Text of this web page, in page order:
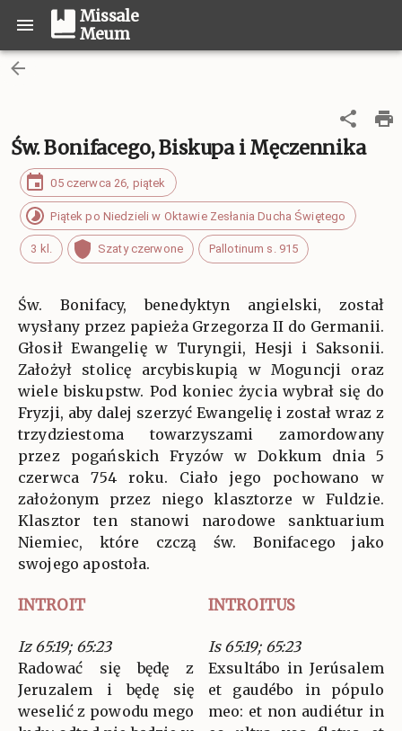
Missale
Meum
Św. Bonifacego, Biskupa i Męczennika
05 czerwca 26, piątek
Piątek po Niedzieli w Oktawie Zesłania Ducha Świętego
3 kl. Szaty czerwone Pallotinum s. 915
Św. Bonifacy, benedyktyn angielski, został
wysłany przez papieża Grzegorza II do Germanii.
Głosił Ewangelię w Turyngii, Hesji i Saksonii.
Założył stolicę arcybiskupią w Moguncji oraz
wiele biskupstw. Pod koniec życia wybrał się do
Fryzji, aby dalej szerzyć Ewangelię i został wraz z
trzydziestoma towarzyszami zamordowany
przez pogańskich Fryzów w Dokkum dnia 5
czerwca 754 roku. Ciało jego pochowano w
założonym przez niego klasztorze w Fuldzie.
Klasztor ten stanowi narodowe sanktuarium
Niemiec, które czczą św. Bonifacego jako
swojego apostoła.
INTROIT INTROITUS
Iz 65:19; 65:23
Radować się będę z
Jeruzalem i będę się
weselić z powodu mego
Is 65:19; 65:23
Exsultábo in Jerúsalem
et gaudébo in pópulo
meo: et non audiétur in